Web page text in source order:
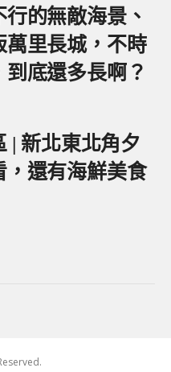
的無敵海景、
萬里長城，不時
底還多長啊？
| 新北東北角夕
，還有海鮮美食